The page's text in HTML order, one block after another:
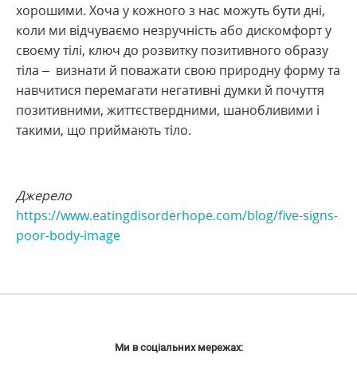
хорошими. Хоча у кожного з нас можуть бути дні,
коли ми відчуваємо незручність або дискомфорт у
своєму тілі, ключ до розвитку позитивного образу
тіла – визнати й поважати свою природну форму та
навчитися перемагати негативні думки й почуття
позитивними, життєствердними, шанобливими і
такими, що приймають тіло.
Джерело
https://www.eatingdisorderhope.com/blog/five-signs-
poor-body-image
Ми в соціальних мережах: